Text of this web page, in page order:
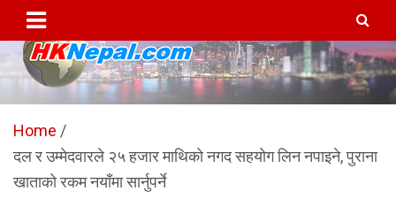
content
HKNepal.com – हङकङबाट
सञ्चालित पहिलो नेपाली अनलाईन
पत्रिका
hknepal, hknepal.com, hk nepal, hk nepal com
Home
दल र उम्मेदवारले २५ हजार माथिको नगद सहयोग लिन नपाइने, पुराना
खाताको रकम नयाँमा सार्नुपर्ने